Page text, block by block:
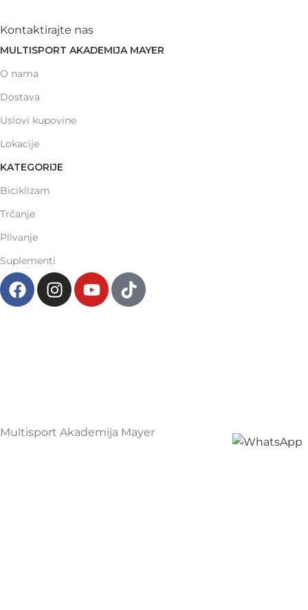
Kontaktirajte nas
MULTISPORT AKADEMIJA MAYER
O nama
Dostava
Uslovi kupovine
Lokacije
KATEGORIJE
Biciklizam
Trčanje
Plivanje
Suplementi
Multisport Akademija Mayer